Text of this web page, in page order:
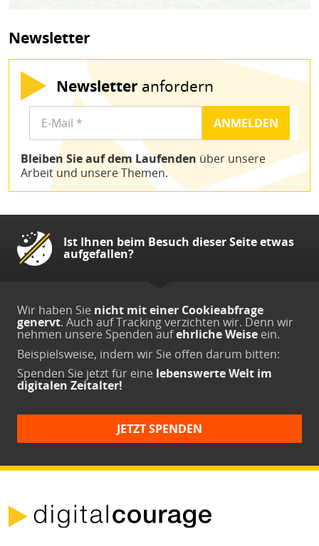
Newsletter
Newsletter anfordern
Bleiben Sie auf dem Laufenden über unsere
Arbeit und unsere Themen.
Ist Ihnen beim Besuch dieser Seite etwas
aufgefallen?
Wir haben Sie nicht mit einer Cookieabfrage
genervt. Auch auf Tracking verzichten wir. Denn wir
nehmen unsere Spenden aufehrliche Weise ein.
Beispielsweise, indem wir Sie offen darum bitten:
Spenden Sie jetztfür eine lebenswerte Welt im
digitalen Zeitalter!
JETZT SPENDEN